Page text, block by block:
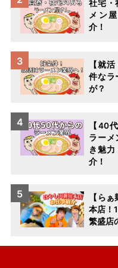
社宅・
メン
介！
【就
件なラ
が？
【40
ラーメ
き魅力
介！
【ら
本店！
繁盛店